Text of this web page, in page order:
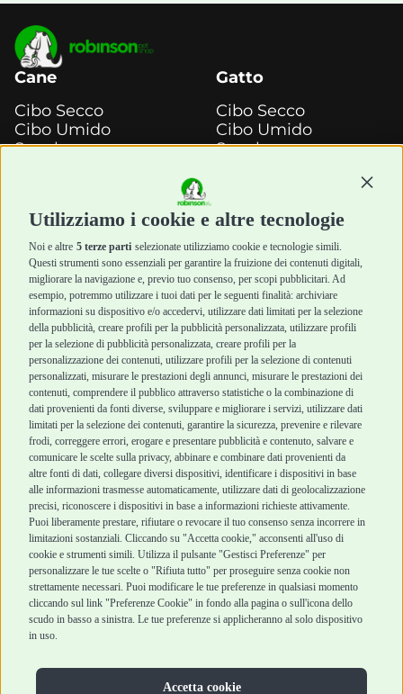
Utilizziamo i cookie e altre tecnologie
Noi e altre 5 terze parti selezionate utilizziamo cookie e tecnologie simili.
Questi strumenti sono essenziali per garantire la fruizione dei contenuti digitali,
migliorare la navigazione e, previo tuo consenso, per scopi pubblicitari. Ad
esempio, potremmo utilizzare i tuoi dati per le seguenti finalità: archiviare
informazioni su dispositivo e/o accedervi, utilizzare dati limitati per la selezione
della pubblicità, creare profili per la pubblicità personalizzata, utilizzare profili
per la selezione di pubblicità personalizzata, creare profili per la
personalizzazione dei contenuti, utilizzare profili per la selezione di contenuti
personalizzati, misurare le prestazioni degli annunci, misurare le prestazioni dei
contenuti, comprendere il pubblico attraverso statistiche o la combinazione di
dati provenienti da fonti diverse, sviluppare e migliorare i servizi, utilizzare dati
limitati per la selezione dei contenuti, garantire la sicurezza, prevenire e rilevare
frodi, correggere errori, erogare e presentare pubblicità e contenuto, salvare e
comunicare le scelte sulla privacy, abbinare e combinare dati provenienti da
altre fonti di dati, collegare diversi dispositivi, identificare i dispositivi in base
alle informazioni trasmesse automaticamente, utilizzare dati di geolocalizzazione
precisi, riconoscere i dispositivi in base a informazioni richieste attivamente.
Puoi liberamente prestare, rifiutare o revocare il tuo consenso senza incorrere in
limitazioni sostanziali. Cliccando su "Accetta cookie," acconsenti all'uso di
cookie e strumenti simili. Utilizza il pulsante "Gestisci Preferenze" per
personalizzare le tue scelte o "Rifiuta tutto" per proseguire senza cookie non
strettamente necessari. Puoi modificare le tue preferenze in qualsiasi momento
cliccando sul link "Preferenze Cookie" in fondo alla pagina o sull'icona dello
scudo in basso a sinistra. Le tue preferenze si applicheranno al solo dispositivo
in uso.
Accetta cookie
Cane
Cibo Secco
Cibo Umido
Snack e
Igiene e Pulizia
Accessori
Cani Mini
Top Quality
Gatto
Cibo Secco
Cibo Umido
Snack e
Igiene e Pulizia
Accessori
Top Quality
Robinson Pet Shop
Chi siamo
Punti vendita
Marchi
Blog
Assistenza Robinson
Pet Shop
Offerte
Promozioni
Recensioni Feedaty
Acquisti sicuri
Termini e condizioni
di vendita
Cashback
Metodi di
pagamento
Recesso e Reso
Spedizioni
Robinson Pet Shop S.r.l.
Via V. Giovanni Schiaparelli, 21 – 47122 Forlì (FC)
P.iva 04095130409 | REA: FO 329541
info@robinsonpetshop.it | Tel. 0543 096850
Copyright © 2025 Robinsonpetshop.it s.r.l. – Tutti i diritti
Privacy Policy|Cookie Policy